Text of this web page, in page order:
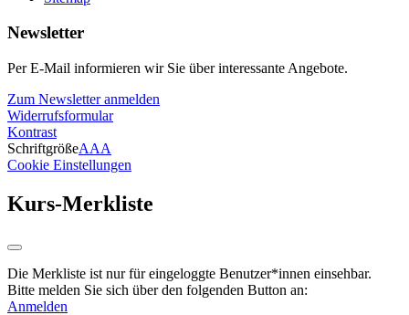
Newsletter
Per E-Mail informieren wir Sie über interessante Angebote.
Zum Newsletter anmelden
Widerrufsformular
Kontrast
SchriftgrößeAAA
Cookie Einstellungen
Kurs-Merkliste
Die Merkliste ist nur für eingeloggte Benutzer*innen einsehbar.
Bitte melden Sie sich über den folgenden Button an:
Anmelden